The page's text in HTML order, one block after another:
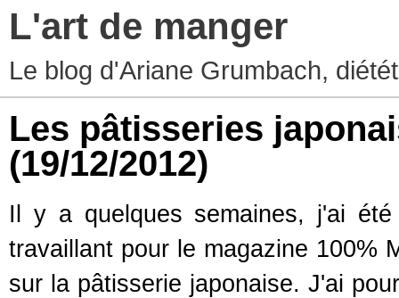
L'art de manger
Le blog d'Ariane Grumbach,
Les pâtisseries
(19/12/2012)
Il y a quelques semaines, j'ai
travaillant pour le magazine 100%
sur la pâtisserie japonaise. J'ai